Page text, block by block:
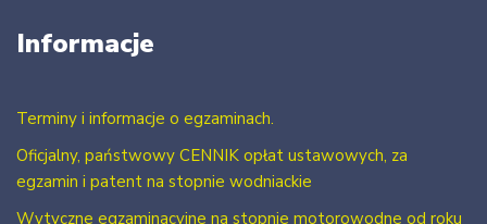
Informacje
Terminy i informacje o egzaminach.
Oficjalny, państwowy CENNIK opłat ustawowych, za
egzamin i patent na stopnie wodniackie
Wytyczne egzaminacyjne na stopnie motorowodne od roku